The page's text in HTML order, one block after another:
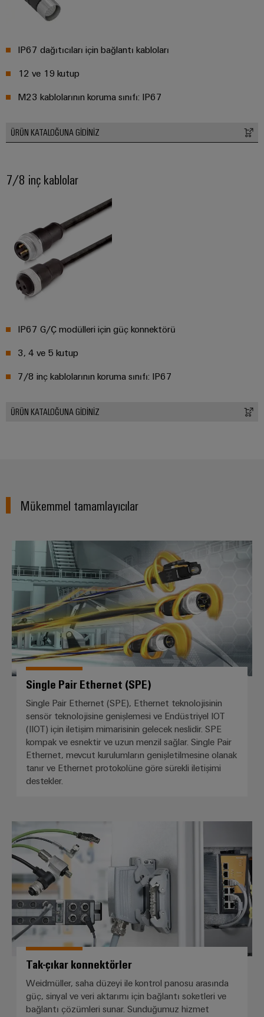
IP67 dağıtıcıları için bağlantı kabloları
12 ve 19 kutup
M23 kablolarının koruma sınıfı: IP67
ÜRÜN KATALOĞUNA GIDINIZ
7/8 inç kablolar
IP67 G/Ç modülleri için güç konnektörü
3, 4 ve 5 kutup
7/8 inç kablolarının koruma sınıfı: IP67
ÜRÜN KATALOĞUNA GIDINIZ
Mükemmel tamamlayıcılar
Single Pair Ethernet (SPE)
Single Pair Ethernet (SPE)
Single Pair Ethernet (SPE), Ethernet teknolojisinin
sensör teknolojisine genişlemesi ve Endüstriyel IOT
(IIOT) için iletişim mimarisinin gelecek neslidir. SPE
kompak ve esnektir ve uzun menzil sağlar. Single Pair
Ethernet, mevcut kurulumların genişletilmesine olanak
tanır ve Ethernet protokolüne göre sürekli iletişimi
destekler.
Tak-çıkar konnektörler
Weidmüller, saha düzeyi ile kontrol panosu arasında
güç, sinyal ve veri aktarımı için bağlantı soketleri ve
bağlantı çözümleri sunar. Sunduğumuz hizmet